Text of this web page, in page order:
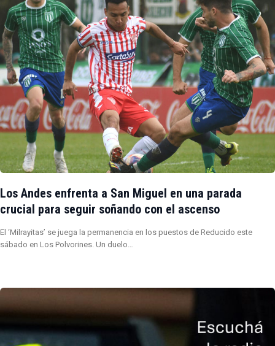
Los Andes enfrenta a San Miguel en una parada
crucial para seguir soñando con el ascenso
El ‘Milrayitas’ se juega la permanencia en los puestos de Reducido este
sábado en Los Polvorines. Un duelo…